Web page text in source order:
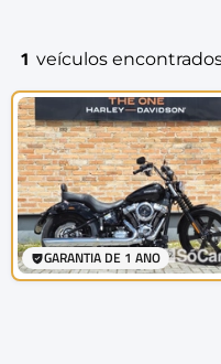
1 veículos
GARANTIA DE 1 ANO